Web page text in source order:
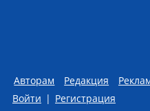
Авторам Редакция
Войти | Регистрация